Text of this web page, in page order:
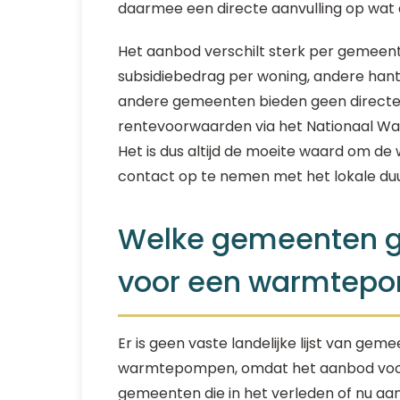
daarmee een directe aanvulling op wat
Het aanbod verschilt sterk per
subsidiebedrag per woning, andere
andere gemeenten bieden geen
rentevoorwaarden via het Nationaal
Het is dus altijd de moeite waard om
contact op te nemen met het lokale
Welke gemeenten
voor een
Er is geen vaste landelijke lijst van
warmtepompen, omdat het aanbod
gemeenten die in het verleden of nu